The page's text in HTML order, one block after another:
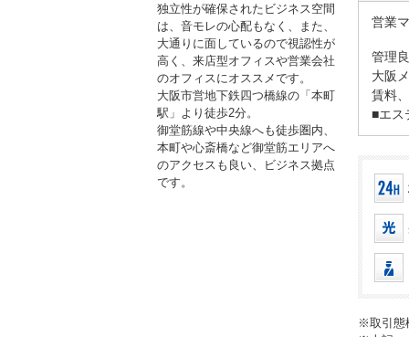
独立性が確保されたビジネス空間
は、音モレの心配もなく、また、
大通りに面しているので視認性が
高く、来店型オフィスや営業会社
のオフィスにオススメです。
大阪市営地下鉄四つ橋線の「本町
駅」より徒歩2分。
御堂筋線や中央線へも徒歩圏内、
本町や心斎橋など御堂筋エリアへ
のアクセスも良い、ビジネス拠点
です。
営業
管理
大阪
賃料
■エス
※取引態